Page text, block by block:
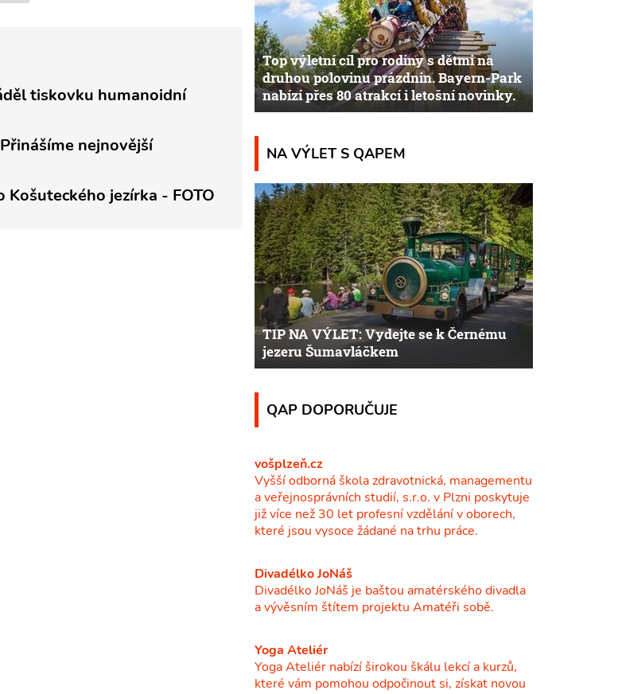
tiskovku humanoidní
nejnovější
jezírka - FOTO
Top výletní cíl pro rodiny s dětmi na
druhou polovinu prázdnin. Bayern-Park
nabízí přes 80 atrakcí i letošní novinky.
NA VÝLET S QAPEM
TIP NA VÝLET: Vydejte se k Černému
jezeru Šumavláčkem
QAP DOPORUČUJE
vošplzeň.cz
Vyšší odborná škola zdravotnická, managementu
a veřejnosprávních studií, s.r.o. v Plzni poskytuje
již více než 30 let profesní vzdělání v oborech,
které jsou vysoce žádané na trhu práce.
Divadélko JoNáš
Divadélko JoNáš je baštou amatérského divadla
a vývěsním štítem projektu Amatéři sobě.
Yoga Ateliér
Yoga Ateliér nabízí širokou škálu lekcí a kurzů,
které vám pomohou odpočinout si, získat novou